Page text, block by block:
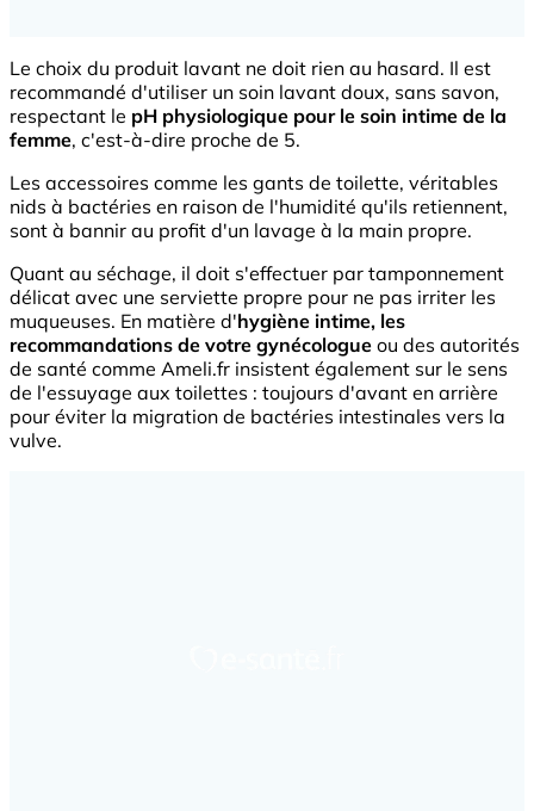
Le choix du produit lavant ne doit rien au hasard. Il est
recommandé d'utiliser un soin lavant doux, sans savon,
respectant le pH physiologique pour le soin intime de la
femme, c'est-à-dire proche de 5.
Les accessoires comme les gants de toilette, véritables
nids à bactéries en raison de l'humidité qu'ils retiennent,
sont à bannir au profit d'un lavage à la main propre.
Quant au séchage, il doit s'effectuer par tamponnement
délicat avec une serviette propre pour ne pas irriter les
muqueuses. En matière d'hygiène intime, les
recommandations de votre gynécologue ou des autorités
de santé comme Ameli.fr insistent également sur le sens
de l'essuyage aux toilettes : toujours d'avant en arrière
pour éviter la migration de bactéries intestinales vers la
vulve.